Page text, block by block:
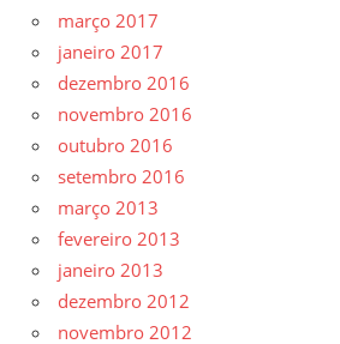
março 2017
janeiro 2017
dezembro 2016
novembro 2016
outubro 2016
setembro 2016
março 2013
fevereiro 2013
janeiro 2013
dezembro 2012
novembro 2012